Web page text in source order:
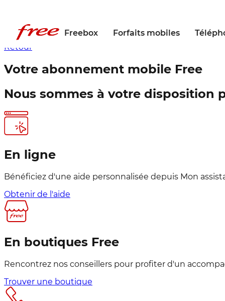
Freebox Forfaits mobiles
Retour
Votre abonnement mobile Free
Nous sommes à votre disposition
En ligne
Bénéficiez d'une aide personnalisée depuis Mon
Obtenir de l'aide
En boutiques Free
Rencontrez nos conseillers pour profiter d'un
Trouver une boutique